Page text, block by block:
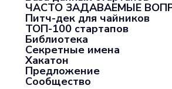
ЧАСТО ЗАДАВАЕМЫЕ
Питч-дек для чайников
ТОП-100 стартапов
Библиотека
Секретные имена
Хакатон
Предложение
Сообщество